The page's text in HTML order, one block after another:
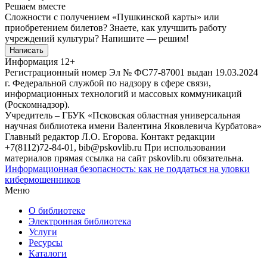
Решаем вместе
Сложности с получением «Пушкинской карты» или
приобретением билетов? Знаете, как улучшить работу
учреждений культуры? Напишите — решим!
Написать
Информация 12+
Регистрационный номер Эл № ФС77-87001 выдан 19.03.2024
г. Федеральной службой по надзору в сфере связи,
информационных технологий и массовых коммуникаций
(Роскомнадзор).
Учредитель – ГБУК «Псковская областная универсальная
научная библиотека имени Валентина Яковлевича Курбатова»
Главный редактор Л.О. Егорова. Контакт редакции
+7(8112)72-84-01, bib@pskovlib.ru При использовании
материалов прямая ссылка на сайт pskovlib.ru обязательна.
Информационная безопасность: как не поддаться на уловки
кибермошенников
Меню
О библиотеке
Электронная библиотека
Услуги
Ресурсы
Каталоги